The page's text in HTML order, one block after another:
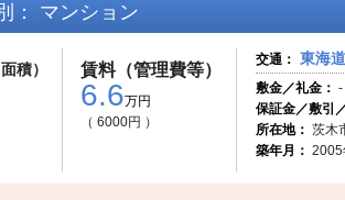
： マンション
積） 賃料（管理費等）
6.6万円
（ 6000円 ）
交通： 東海
敷金／礼金： -
保証金／敷引
所在地： 茨木
築年月： 2005